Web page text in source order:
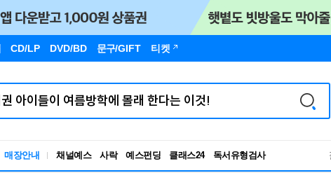
CD/LP DVD/BD 문구/GIFT 티켓
매장안내 채널예스 사락 예스펀딩 클래스24
RBTI Lab